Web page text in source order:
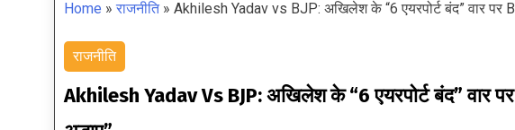
Home »राजनीति» Akhilesh Yadav vs BJP: अखिलेश के “6 एयरपोर्ट बंद” वार पर
राजनीति
Akhilesh Yadav Vs BJP: अखिलेश के “6 एयरपोर्ट बंद” वार